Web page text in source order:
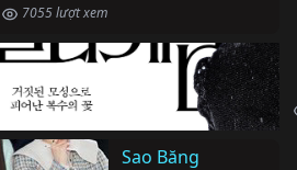
7055 lượt xem
Sao Băng